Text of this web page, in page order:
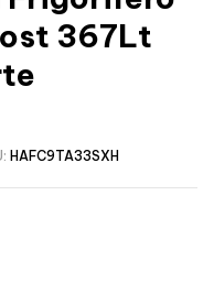
367Lt
HAFC9TA33SXH